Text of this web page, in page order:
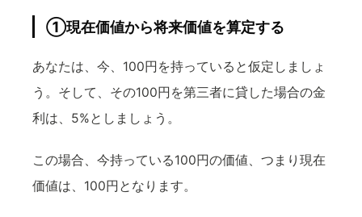
①現在価値から将来価値を算定する
あなたは、今、100円を持っていると仮定しましょ
う。そして、その100円を第三者に貸した場合の金
利は、5%としましょう。
この場合、今持っている100円の価値、つまり現在
価値は、100円となります。